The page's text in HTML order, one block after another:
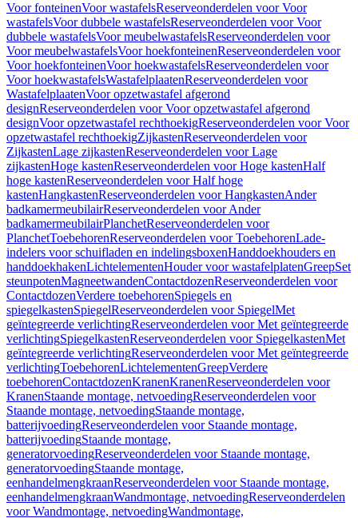
Voor fonteinenVoor wastafelsReserveonderdelen voor Voor
wastafelsVoor dubbele wastafelsReserveonderdelen voor Voor
dubbele wastafelsVoor meubelwastafelsReserveonderdelen voor
Voor meubelwastafelsVoor hoekfonteinenReserveonderdelen voor
Voor hoekfonteinenVoor hoekwastafelsReserveonderdelen voor
Voor hoekwastafelsWastafelplaatenReserveonderdelen voor
WastafelplaatenVoor opzetwastafel afgerond
designReserveonderdelen voor Voor opzetwastafel afgerond
designVoor opzetwastafel rechthoekigReserveonderdelen voor Voor
opzetwastafel rechthoekigZijkastenReserveonderdelen voor
ZijkastenLage zijkastenReserveonderdelen voor Lage
zijkastenHoge kastenReserveonderdelen voor Hoge kastenHalf
hoge kastenReserveonderdelen voor Half hoge
kastenHangkastenReserveonderdelen voor HangkastenAnder
badkamermeubilairReserveonderdelen voor Ander
badkamermeubilairPlanchetReserveonderdelen voor
PlanchetToebehorenReserveonderdelen voor ToebehorenLade-
indelers voor schuifladen en indelingsboxenHanddoekhouders en
handdoekhakenLichtelementenHouder voor wastafelplatenGreepSet
steunpotenMagneetwandenContactdozenReserveonderdelen voor
ContactdozenVerdere toebehorenSpiegels en
spiegelkastenSpiegelReserveonderdelen voor SpiegelMet
geïntegreerde verlichtingReserveonderdelen voor Met geïntegreerde
verlichtingSpiegelkastenReserveonderdelen voor SpiegelkastenMet
geïntegreerde verlichtingReserveonderdelen voor Met geïntegreerde
verlichtingToebehorenLichtelementenGreepVerdere
toebehorenContactdozenKranenKranenReserveonderdelen voor
KranenStaande montage, netvoedingReserveonderdelen voor
Staande montage, netvoedingStaande montage,
batterijvoedingReserveonderdelen voor Staande montage,
batterijvoedingStaande montage,
generatorvoedingReserveonderdelen voor Staande montage,
generatorvoedingStaande montage,
eenhandelmengkraanReserveonderdelen voor Staande montage,
eenhandelmengkraanWandmontage, netvoedingReserveonderdelen
voor Wandmontage, netvoedingWandmontage,